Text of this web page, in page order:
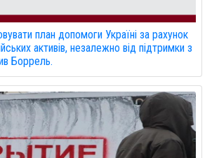
план допомоги Україні за рахунок
активів, незалежно від підтримки з
Боррель.